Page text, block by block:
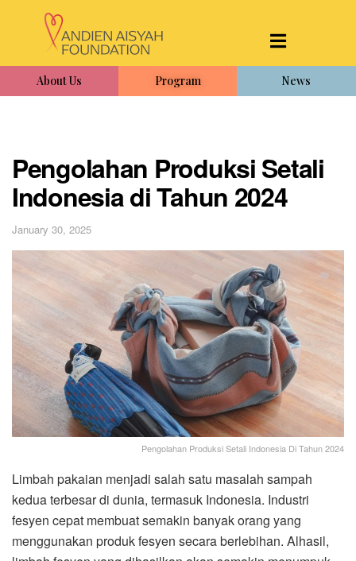
About Us Program News
Pengolahan Produksi Setali
Indonesia di Tahun 2024
January 30, 2025
Pengolahan Produksi Setali Indonesia Di Tahun 2024
Limbah pakaian menjadi salah satu masalah sampah
kedua terbesar di dunia, termasuk Indonesia. Industri
fesyen cepat membuat semakin banyak orang yang
menggunakan produk fesyen secara berlebihan. Alhasil,